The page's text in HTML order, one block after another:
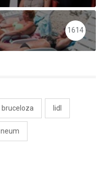
1614
bruceloza lidl
neum